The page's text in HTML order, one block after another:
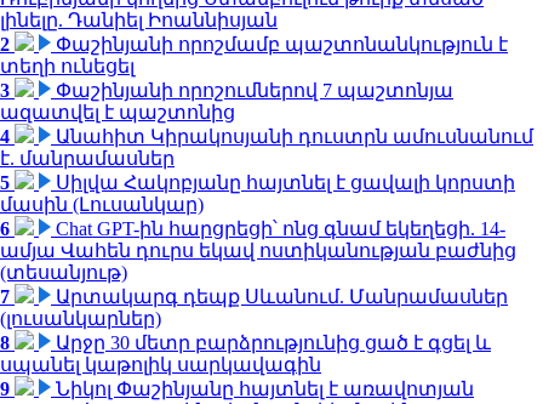
լինելը. Դանիել Իոաննիսյան
2
Փաշինյանի որոշմամբ պաշտոնանկություն է
տեղի ունեցել
3
Փաշինյանի որոշումներով 7 պաշտոնյա
ազատվել է պաշտոնից
4
Անահիտ Կիրակոսյանի դուստրն ամուսնանում
է. մանրամասներ
5
Սիլվա Հակոբյանը հայտնել է ցավալի կորստի
մասին (Լուսանկար)
6
Chat GPT-ին հարցրեցի՝ ոնց գնամ եկեղեցի. 14-
ամյա Վահեն դուրս եկավ ոստիկանության բաժնից
(տեսանյութ)
7
Արտակարգ դեպք Սևանում. Մանրամասներ
(լուսանկարներ)
8
Արջը 30 մետր բարձրությունից ցած է գցել և
սպանել կաթոլիկ սարկավագին
9
Նիկոլ Փաշինյանը հայտնել է առավոտյան